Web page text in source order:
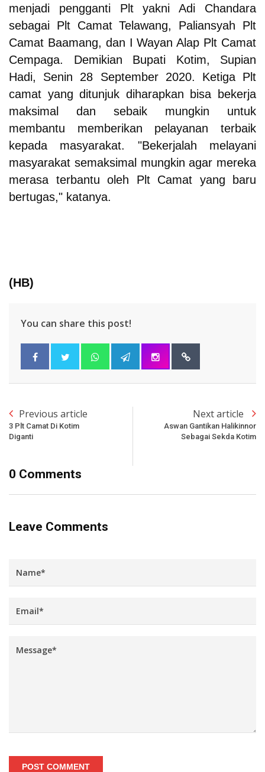
menjadi pengganti Plt yakni Adi Chandara
sebagai Plt Camat Telawang, Paliansyah Plt
Camat Baamang, dan I Wayan Alap Plt Camat
Cempaga. Demikian Bupati Kotim, Supian
Hadi, Senin 28 September 2020. Ketiga Plt
camat yang ditunjuk diharapkan bisa bekerja
maksimal dan sebaik mungkin untuk
membantu memberikan pelayanan terbaik
kepada masyarakat. "Bekerjalah melayani
masyarakat semaksimal mungkin agar mereka
merasa terbantu oleh Plt Camat yang baru
bertugas," katanya.
(HB)
You can share this post!
Previous article
3 Plt Camat Di Kotim
Diganti
Next article
Aswan Gantikan Halikinnor
Sebagai Sekda Kotim
0 Comments
Leave Comments
POST COMMENT